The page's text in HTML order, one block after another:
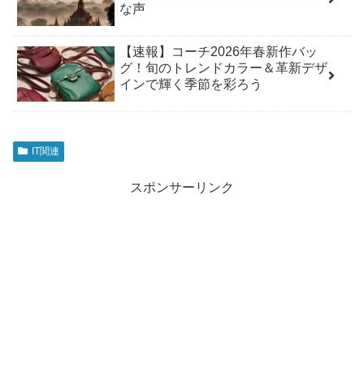
な声
【速報】コーチ2026年春新作バッ
グ！旬のトレンドカラー＆革新デザ
インで輝く季節を彩ろう
IT関連
スポンサーリンク